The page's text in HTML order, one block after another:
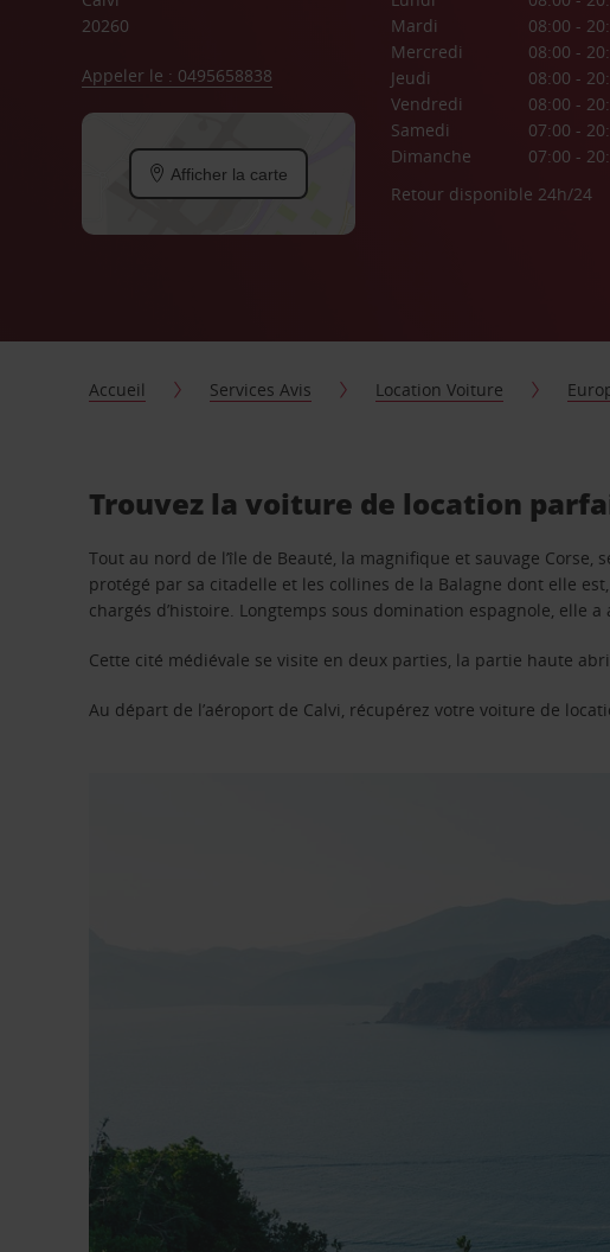
20260
Appeler le : 0495658838
Afficher la carte
Mardi
08:00 -
Mercredi
08:00 -
Jeudi
08:00 -
Vendredi
08:00 -
Samedi
07:00 -
Dimanche
07:00 -
Retour disponible 24h/24
Accueil Services Avis Location Voiture
Trouvez la voiture de location
Tout au nord de l’île de Beauté, la magnifique et sauvage
protégé par sa citadelle et les collines de la Balagne dont elle
chargés d’histoire. Longtemps sous domination espagnole, elle
Cette cité médiévale se visite en deux parties, la partie haute
Au départ de l’aéroport de Calvi, récupérez votre voiture de